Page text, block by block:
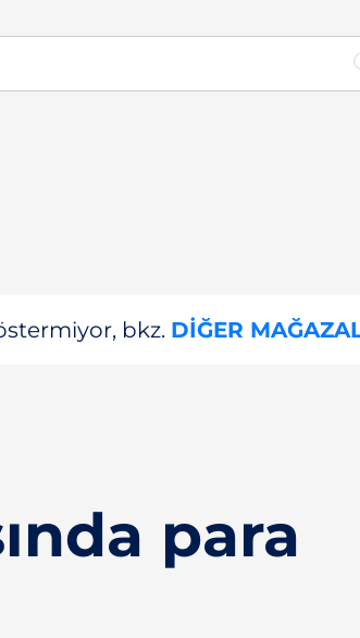
bkz. DIĞER
para